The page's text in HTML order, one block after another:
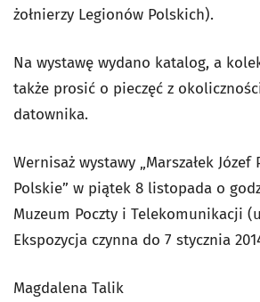
żołnierzy Legionów Polskich).
Na wystawę wydano katalog, a
także prosić o pieczęć z
datownika.
Wernisaż wystawy „Marszałek
Polskie” w piątek 8 listopada o
Muzeum Poczty i Telekomunikacji
Ekspozycja czynna do 7 stycznia
Magdalena Talik